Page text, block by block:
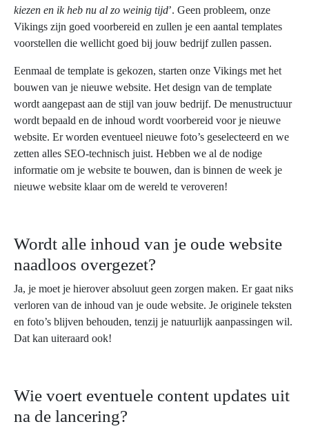
kiezen en ik heb nu al zo weinig tijd’. Geen probleem, onze
Vikings zijn goed voorbereid en zullen je een aantal templates
voorstellen die wellicht goed bij jouw bedrijf zullen passen.
Eenmaal de template is gekozen, starten onze Vikings met het
bouwen van je nieuwe website. Het design van de template
wordt aangepast aan de stijl van jouw bedrijf. De menustructuur
wordt bepaald en de inhoud wordt voorbereid voor je nieuwe
website. Er worden eventueel nieuwe foto’s geselecteerd en we
zetten alles SEO-technisch juist. Hebben we al de nodige
informatie om je website te bouwen, dan is binnen de week je
nieuwe website klaar om de wereld te veroveren!
Wordt alle inhoud van je oude website
naadloos overgezet?
Ja, je moet je hierover absoluut geen zorgen maken. Er gaat niks
verloren van de inhoud van je oude website. Je originele teksten
en foto’s blijven behouden, tenzij je natuurlijk aanpassingen wil.
Dat kan uiteraard ook!
Wie voert eventuele content updates uit
na de lancering?